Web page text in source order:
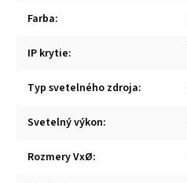
Farba:
IP krytie:
Typ svetelného zdroja:
Svetelný výkon:
Rozmery VxØ: